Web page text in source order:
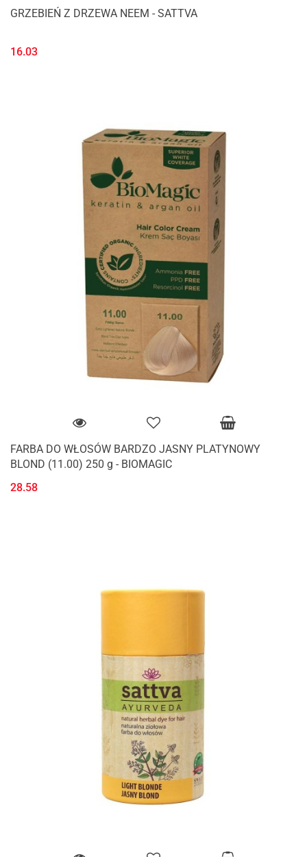
GRZEBIEŃ Z DRZEWA NEEM - SATTVA
16.03
FARBA DO WŁOSÓW BARDZO JASNY PLATYNOWY
BLOND (11.00) 250 g - BIOMAGIC
28.58